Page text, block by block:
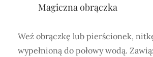
Magiczna obrączka
Weź obrączkę lub pierścionek,
wypełnioną do połowy wodą.